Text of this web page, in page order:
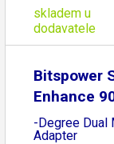
skladem u
dodavatele
Bitspower
Enhance
-Degree Dual
Adapter